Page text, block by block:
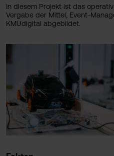
In diesem Projekt ist das
Vergabe der Mittel, Event-
KMUdigital abgebildet.